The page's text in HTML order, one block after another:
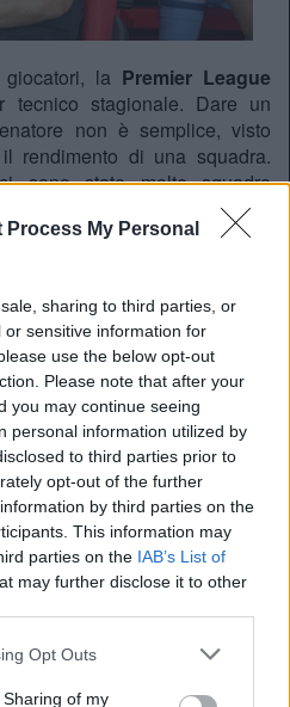
Process My Personal
sharing to third parties, or
sensitive information for
use the below opt-out
Please note that after your
you may continue seeing
personal information utilized by
to third parties prior to
opt-out of the further
by third parties on the
This information may
parties on the IAB’s List of
may further disclose it to other
Opt Outs
of my
la Premier League
tecnico stagionale. Dare un
non è semplice, visto
rendimento di una squadra.
sono state molte squadre
si stanno giocando un
ufficiali
Manager of the
May 14, 2026
Pep Guardiola. Il catalano
rosa, si sta giocando il titolo